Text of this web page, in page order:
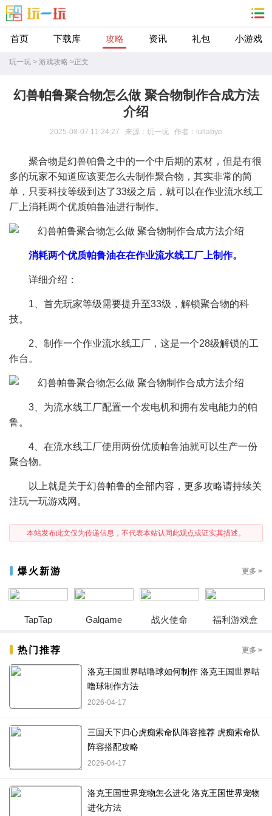
首页 下载库 攻略 资讯 礼包 小游戏
玩一玩 > 游戏攻略 >正文
幻兽帕鲁聚合物怎么做 聚合物制作合成方法
介绍
2025-08-07 11:24:27 来源：玩一玩 作者：lullabye
聚合物是幻兽帕鲁之中的一个中后期的素材，但是有很
多的玩家不知道应该要怎么去制作聚合物，其实非常的简
单，只要科技等级到达了33级之后，就可以在作业流水线工
厂上消耗两个优质帕鲁油进行制作。
消耗两个优质帕鲁油在在作业流水线工厂上制作。
详细介绍：
1、首先玩家等级需要提升至33级，解锁聚合物的科
技。
2、制作一个作业流水线工厂，这是一个28级解锁的工
作台。
3、为流水线工厂配置一个发电机和拥有发电能力的帕
鲁。
4、在流水线工厂使用两份优质帕鲁油就可以生产一份
聚合物。
以上就是关于幻兽帕鲁的全部内容，更多攻略请持续关
注玩一玩游戏网。
本站发布此文仅为传递信息，不代表本站认同此观点或证实其描述。
爆火新游 更多 >
TapTap Galgame 战火使命 福利游戏盒
热门推荐 更多 >
洛克王国世界咕噜球如何制作 洛克王国世界咕
噜球制作方法
2026-04-17
三国天下归心虎痴索命队阵容推荐 虎痴索命队
阵容搭配攻略
2026-04-17
洛克王国世界宠物怎么进化 洛克王国世界宠物
进化方法